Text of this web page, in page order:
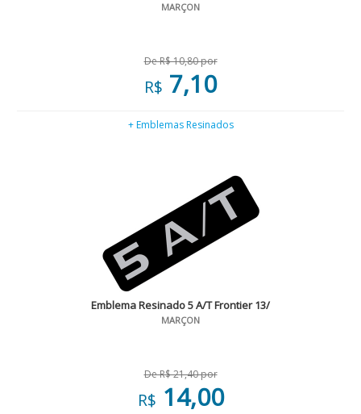
MARÇON
De R$ 10,80 por
R$ 7,10
+ Emblemas Resinados
Emblema Resinado 5 A/T Frontier 13/
MARÇON
De R$ 21,40 por
R$ 14,00